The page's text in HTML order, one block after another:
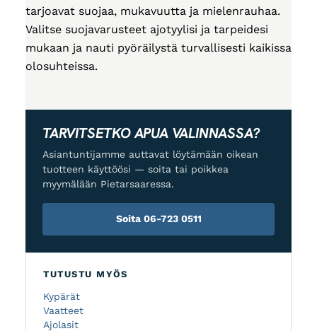
tarjoavat suojaa, mukavuutta ja mielenrauhaa.
Valitse suojavarusteet ajotyylisi ja tarpeidesi
mukaan ja nauti pyöräilystä turvallisesti kaikissa
olosuhteissa.
TARVITSETKO APUA VALINNASSA?
Asiantuntijamme auttavat löytämään oikean
tuotteen käyttöösi — soita tai poikkea
myymälään Pietarsaaressa.
Soita 06-723 0511
TUTUSTU MYÖS
Kypärät
Vaatteet
Ajolasit